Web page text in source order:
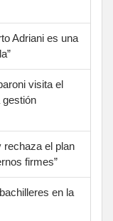
Adriani es una
visita el
gestión
rechaza el plan
firmes”
en la